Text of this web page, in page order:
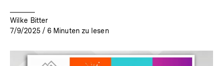
Wilke Bitter
7/9/2025 / 6 Minuten zu lesen